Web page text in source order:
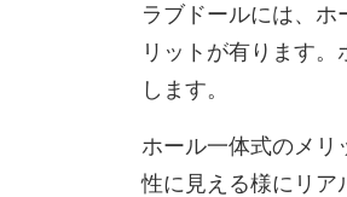
ラブドールには、
リットが有ります
します。
ホール一体式のメ
性に見える様にリア